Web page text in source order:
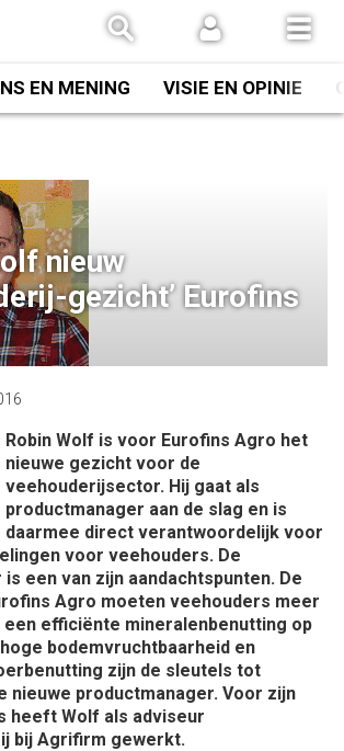
EN MENING VISIE EN OPINIE
nieuw
gezicht’ Eurofins
Robin Wolf is voor Eurofins Agro het
nieuwe gezicht voor de
veehouderijsector. Hij gaat als
productmanager aan de slag en is
daarmee direct verantwoordelijk voor
voor veehouders. De
een van zijn aandachtspunten. De
Agro moeten veehouders meer
een efficiënte mineralenbenutting op
bodemvruchtbaarheid en
zijn de sleutels tot
nieuwe productmanager. Voor zijn
heeft Wolf als adviseur
bij Agrifirm gewerkt.